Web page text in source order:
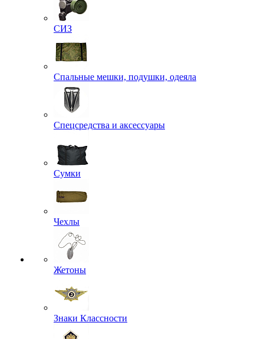
СИЗ
Спальные мешки, подушки, одеяла
Спецсредства и аксессуары
Сумки
Чехлы
Жетоны
Знаки Классности